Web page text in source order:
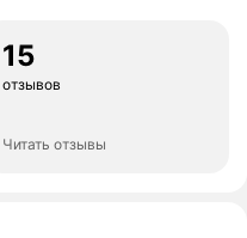
15
отзывов
Читать отзывы